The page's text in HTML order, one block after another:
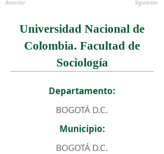
Anterior Siguiente
Universidad Nacional de
Colombia. Facultad de
Sociología
Departamento:
BOGOTÁ D.C.
Municipio:
BOGOTÁ D.C.